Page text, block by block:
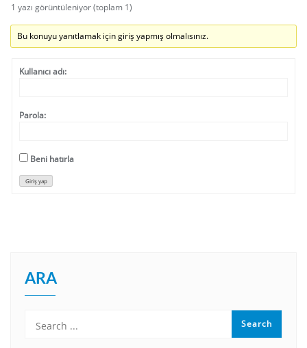
1 yazı görüntüleniyor (toplam 1)
Bu konuyu yanıtlamak için giriş yapmış olmalısınız.
Kullanıcı adı:
Parola:
Beni hatırla
Giriş yap
ARA